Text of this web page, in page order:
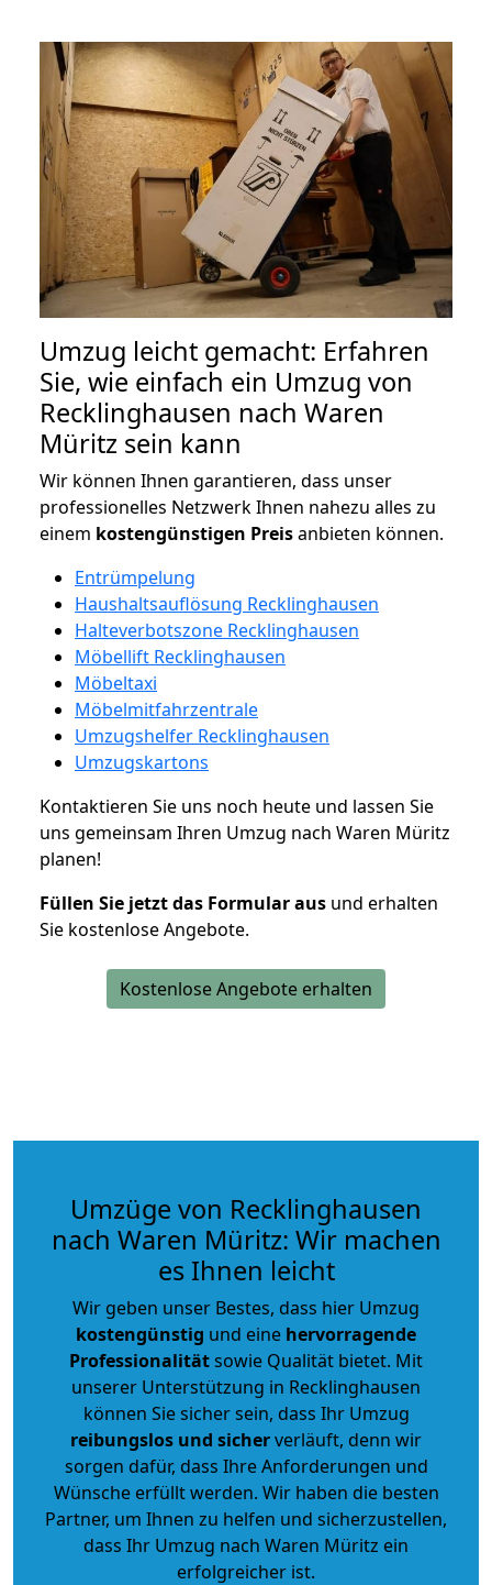
Umzug leicht gemacht: Erfahren
Sie, wie einfach ein Umzug von
Recklinghausen nach Waren
Müritz sein kann
Wir können Ihnen garantieren, dass unser
professionelles Netzwerk Ihnen nahezu alles zu
einem kostengünstigen Preisanbieten können.
Entrümpelung
Haushaltsauflösung Recklinghausen
Halteverbotszone Recklinghausen
Möbellift Recklinghausen
Möbeltaxi
Möbelmitfahrzentrale
Umzugshelfer Recklinghausen
Umzugskartons
Kontaktieren Sie uns noch heute und lassen Sie
uns gemeinsam Ihren Umzug nach Waren Müritz
planen!
Füllen Sie jetzt das Formular aus und erhalten
Sie kostenlose Angebote.
Kostenlose Angebote erhalten
Umzüge von Recklinghausen
nach Waren Müritz: Wir machen
es Ihnen leicht
Wir geben unser Bestes, dass hier Umzug
kostengünstig und eine hervorragende
Professionalitätsowie Qualität bietet. Mit
unserer Unterstützung in Recklinghausen
können Sie sicher sein, dass Ihr Umzug
reibungslos und sicherverläuft, denn wir
sorgen dafür, dass Ihre Anforderungen und
Wünsche erfüllt werden. Wir haben die besten
Partner, um Ihnen zu helfen und sicherzustellen,
dass Ihr Umzug nach Waren Müritz ein
erfolgreicher ist.